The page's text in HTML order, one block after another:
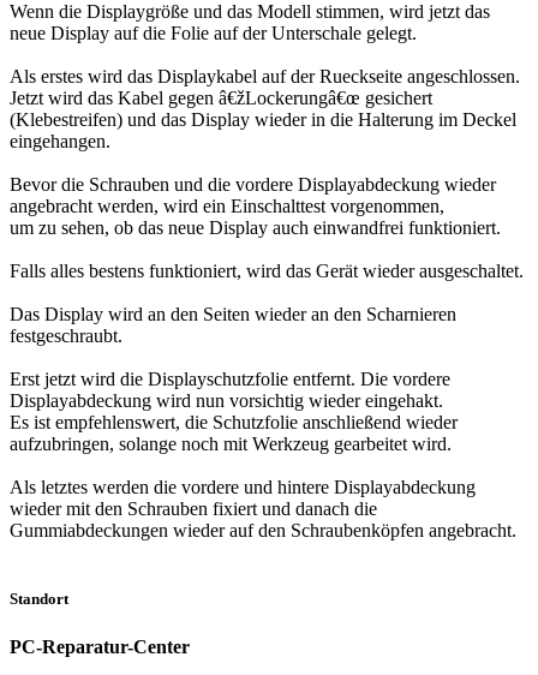
Wenn die Displaygröße und das Modell stimmen, wird jetzt das
neue Display auf die Folie auf der Unterschale gelegt.
Als erstes wird das Displaykabel auf der Rueckseite angeschlossen.
Jetzt wird das Kabel gegen â€žLockerungâ€œ gesichert
(Klebestreifen) und das Display wieder in die Halterung im Deckel
eingehangen.
Bevor die Schrauben und die vordere Displayabdeckung wieder
angebracht werden, wird ein Einschalttest vorgenommen,
um zu sehen, ob das neue Display auch einwandfrei funktioniert.
Falls alles bestens funktioniert, wird das Gerät wieder ausgeschaltet.
Das Display wird an den Seiten wieder an den Scharnieren
festgeschraubt.
Erst jetzt wird die Displayschutzfolie entfernt. Die vordere
Displayabdeckung wird nun vorsichtig wieder eingehakt.
Es ist empfehlenswert, die Schutzfolie anschließend wieder
aufzubringen, solange noch mit Werkzeug gearbeitet wird.
Als letztes werden die vordere und hintere Displayabdeckung
wieder mit den Schrauben fixiert und danach die
Gummiabdeckungen wieder auf den Schraubenköpfen angebracht.
Standort
PC-Reparatur-Center